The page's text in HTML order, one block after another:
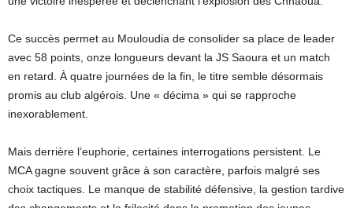
Ce succès permet au Mouloudia de consolider sa place de leader
avec 58 points, onze longueurs devant la JS Saoura et un match
en retard. À quatre journées de la fin, le titre semble désormais
promis au club algérois. Une « décima » qui se rapproche
inexorablement.
Mais derrière l’euphorie, certaines interrogations persistent. Le
MCA gagne souvent grâce à son caractère, parfois malgré ses
choix tactiques. Le manque de stabilité défensive, la gestion tardive